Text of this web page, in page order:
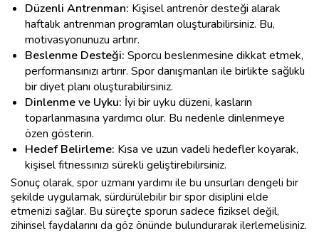
Düzenli Antrenman: Kişisel antrenör desteği alarak
haftalık antrenman programları oluşturabilirsiniz. Bu,
motivasyonunuzu artırır.
Beslenme Desteği: Sporcu beslenmesine dikkat etmek,
performansınızı artırır. Spor danışmanları ile birlikte sağlıklı
bir diyet planı oluşturabilirsiniz.
Dinlenme ve Uyku: İyi bir uyku düzeni, kasların
toparlanmasına yardımcı olur. Bu nedenle dinlenmeye
özen gösterin.
Hedef Belirleme: Kısa ve uzun vadeli hedefler koyarak,
kişisel fitnessınızı sürekli geliştirebilirsiniz.
Sonuç olarak, spor uzmanı yardımı ile bu unsurları dengeli bir
şekilde uygulamak, sürdürülebilir bir spor disiplini elde
etmenizi sağlar. Bu süreçte sporun sadece fiziksel değil,
zihinsel faydalarını da göz önünde bulundurarak ilerlemelisiniz.